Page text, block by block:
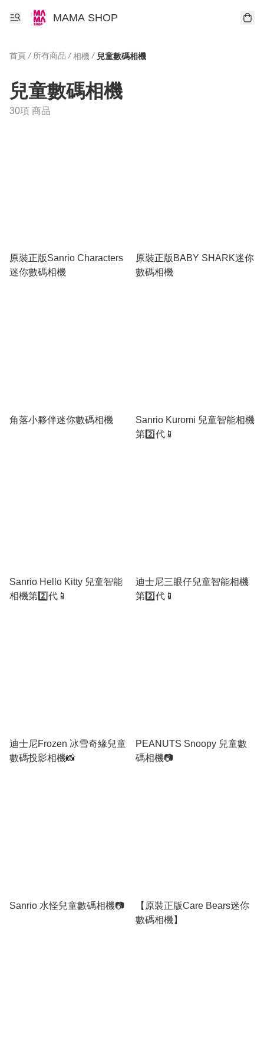
MAMA SHOP
首頁 / 所有商品 / 相機 / 兒童數碼相機
兒童數碼相機
30項 商品
原裝正版Sanrio Characters
迷你數碼相機
原裝正版BABY SHARK迷你
數碼相機
角落小夥伴迷你數碼相機
Sanrio Kuromi 兒童智能相機
第2️⃣代📱
Sanrio Hello Kitty 兒童智能
相機第2️⃣代📱
迪士尼三眼仔兒童智能相機
第2️⃣代📱
迪士尼Frozen 冰雪奇緣兒童
數碼投影相機📸
PEANUTS Snoopy 兒童數
碼相機📷
Sanrio 水怪兒童數碼相機📷
【原裝正版Care Bears迷你
數碼相機】